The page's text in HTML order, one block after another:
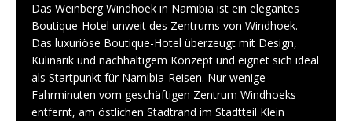
Das Weinberg Windhoek in Namibia ist ein elegantes
Boutique-Hotel unweit des Zentrums von Windhoek.
Das luxuriöse Boutique-Hotel überzeugt mit Design,
Kulinarik und nachhaltigem Konzept und eignet sich ideal
als Startpunkt für Namibia-Reisen. Nur wenige
Fahrminuten vom geschäftigen Zentrum Windhoeks
entfernt, am östlichen Stadtrand im Stadtteil Klein